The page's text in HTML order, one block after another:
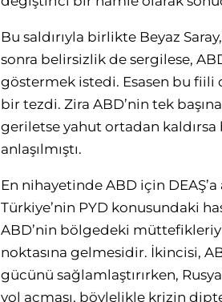
Bu saldırıyla birlikte Beyaz
sonra belirsizlik de sergilese,
göstermek istedi. Esasen bu fiili
bir tezdi. Zira ABD’nin tek başına
geriletse yahut ortadan
anlaşılmıştı.
En nihayetinde ABD için
Türkiye’nin PYD konusundaki
ABD’nin bölgedeki
noktasına gelmesidir. İkincisi,
gücünü sağlamlaştırırken,
yol açması, böylelikle krizin